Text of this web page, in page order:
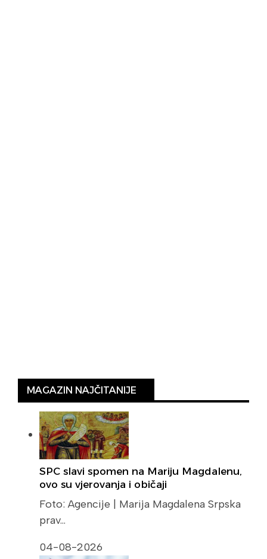
MAGAZIN NAJČITANIJE
SPC slavi spomen na Mariju Magdalenu,
ovo su vjerovanja i običaji
Foto: Agencije | Marija Magdalena Srpska
prav…
04-08-2026